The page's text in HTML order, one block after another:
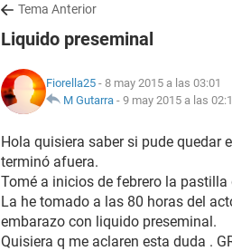
Tema Anterior
Liquido preseminal
Fiorella25 - 8 may 2015 a las 03:01
M Gutarra - 9 may 2015 a las
Hola quisiera saber si pude quedar
terminó afuera.
Tomé a inicios de febrero la
La he tomado a las 80 horas del
embarazo con liquido preseminal.
Quisiera q me aclaren esta duda .